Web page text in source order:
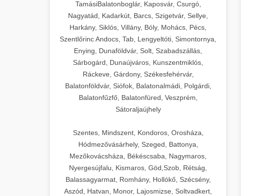
TamásiBalatonboglár, Kaposvár, Csurgó,
Nagyatád, Kadarkút, Barcs, Szigetvár, Sellye,
Harkány, Siklós, Villány, Bóly, Mohács, Pécs,
Szentlőrinc Andocs, Tab, Lengyeltóti, Simontornya,
Enying, Dunaföldvár, Solt, Szabadszállás,
Sárbogárd, Dunaújváros, Kunszentmiklós,
Ráckeve, Gárdony, Székesfehérvár,
Balatonföldvár, Siófok, Balatonalmádi, Polgárdi,
Balatonfűzfő, Balatonfüred, Veszprém,
Sátoraljaújhely
Szentes, Mindszent, Kondoros, Orosháza,
Hódmezővásárhely, Szeged, Battonya,
Mezőkovácsháza, Békéscsaba, Nagymaros,
Nyergesújfalu, Kismaros, Göd,Szob, Rétság,
Balassagyarmat, Romhány, Hollókő, Szécsény,
Aszód, Hatvan, Monor, Lajosmizse, Soltvadkert,